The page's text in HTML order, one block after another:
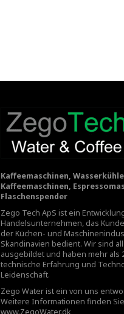
Kaffeemaschinen,
Kaffeemaschinen,
Flaschenspender
Zego Tech ApS ist ein
Handelsunternehmen, das
der Küchen- und
Skandinavien bedient. Wir sind
ausgebildet und haben mehr als
technische Erfahrung und
Leidenschaft.
Zego Water ist ein von uns
Weitere Informationen finden
www.ZegoWater.dk